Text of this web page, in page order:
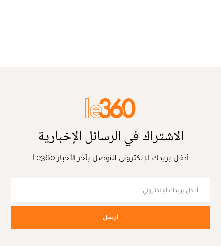
الاشتراك في الرسائل الإخبارية
أدخل بريدك الإلكتروني للتوصل بآخر الأخبار Le360
أرسل